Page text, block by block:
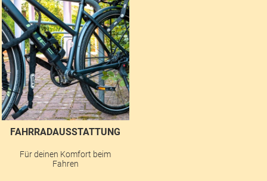
FAHRRADAUSSTATTUNG
Für deinen Komfort beim
Fahren